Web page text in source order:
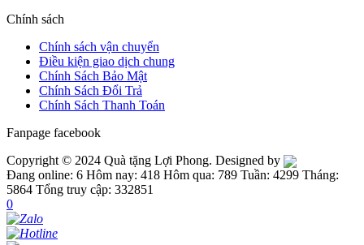
Chính sách
Chính sách vận chuyển
Điều kiện giao dịch chung
Chính Sách Bảo Mật
Chính Sách Đổi Trả
Chính Sách Thanh Toán
Fanpage facebook
Copyright © 2024 Quà tặng Lợi Phong. Designed by
Đang online: 6 Hôm nay: 418 Hôm qua: 789 Tuần: 4299 Tháng:
5864 Tổng truy cập: 332851
0